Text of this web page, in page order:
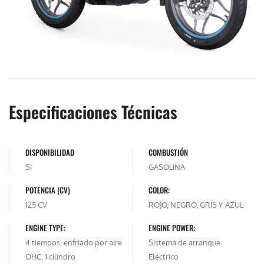
Especificaciones Técnicas
DISPONIBILIDAD
SI
COMBUSTIÓN
GASOLINA
POTENCIA (CV)
125 CV
COLOR:
ROJO, NEGRO, GRIS Y AZUL
ENGINE TYPE:
4 tiempos, enfriado por aire
OHC, 1 cilindro
ENGINE POWER:
Sistema de arranque
Eléctrico